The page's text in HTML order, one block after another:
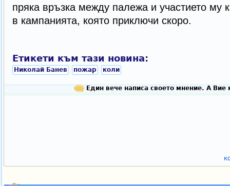
пряка връзка между палежа и участието му
в кампанията, която приключи скоро.
Етикети към тази новина:
Николай Банев пожар коли
Един вече написа своето мнение. А Вие